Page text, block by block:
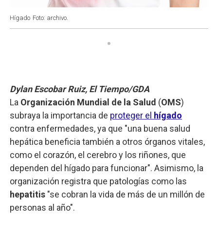
Hígado Foto: archivo.
Dylan Escobar Ruiz, El Tiempo/GDA
La Organización Mundial de la Salud (OMS)
subraya la importancia de proteger el hígado
contra enfermedades, ya que "una buena salud
hepática beneficia también a otros órganos vitales,
como el corazón, el cerebro y los riñones, que
dependen del hígado para funcionar". Asimismo, la
organización registra que patologías como las
hepatitis "se cobran la vida de más de un millón de
personas al año".